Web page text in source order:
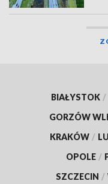
BIAŁYSTOK /
GORZÓW
KRAKÓW /
OPOLE /
SZCZECIN /